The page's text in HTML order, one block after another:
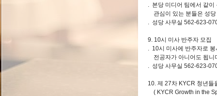
. 본당 미디어 팀에서 같이
관심이 있는 분들은 성
. 성당 사무실 562-623-
9. 10시 미사 반주자 모집
. 10시 미사에 반주자로
전공자가 아니어도 됩니
. 성당 사무실 562-623-
10. 제 27차 KYCR 청년들
( KYCR Growth in the